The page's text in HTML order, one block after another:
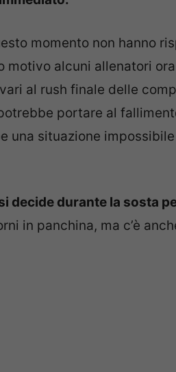
momento non hanno
motivo alcuni allenatori
al rush finale delle
portare al
una situazione
decide durante la sosta
in panchina, ma c’è